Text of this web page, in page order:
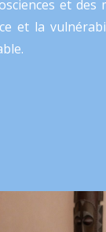
et
et la